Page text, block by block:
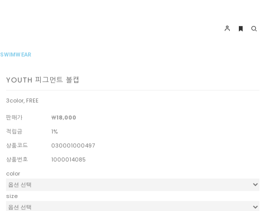
SWIMWEAR
YOUTH 피그먼트 볼캡
3color, FREE
판매가
￦18,000
적립금
1%
상품코드
030001000497
상품번호
1000014085
color
size